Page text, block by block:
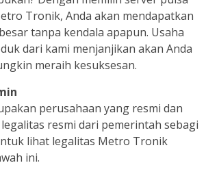
Tronik, Anda akan mendapatkan
tanpa kendala apapun. Usaha
dari kami menjanjikan akan Anda
meraih kesuksesan.
perusahaan yang resmi dan
resmi dari pemerintah sebagi
lihat legalitas Metro Tronik
ini.